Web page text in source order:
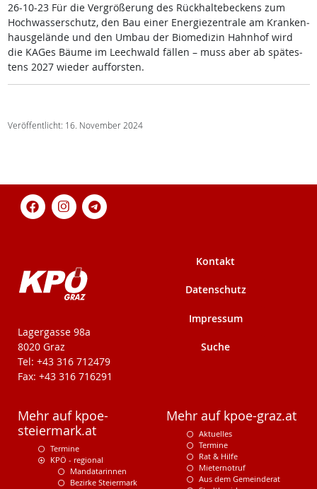
26-10-23 Für die Ver­grö­ße­rung des Rück­hal­te­be­ckens zum
Hoch­was­ser­schutz, den Bau ei­ner En­er­gie­zen­tra­le am Kran­ken­
haus­ge­län­de und den Um­bau der Bio­me­di­zin Hahn­hof wird
die KA­Ges Bäu­me im Leech­wald fäl­len – muss aber ab spä­tes­
tens 2027 wie­der auf­fors­ten.
Veröffentlicht: 16. November 2024
KPÖ-Steiermark
Lagergasse 98a
8020 Graz
Tel: +43 316 712479
Fax: +43 316 716291
Kontakt
Datenschutz
Impressum
Suche
Mehr auf kpoe-
steiermark.at
Termine
KPÖ - regional
Mandatarinnen
Bezirke Steiermark
Mehr auf kpoe-graz.at
Aktuelles
Termine
Rat & Hilfe
Mieternotruf
Aus dem Gemeinderat